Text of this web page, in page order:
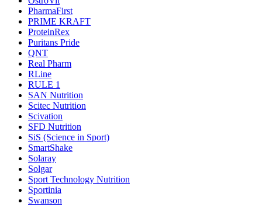
PharmaFirst
PRIME KRAFT
ProteinRex
Puritans Pride
QNT
Real Pharm
RLine
RULE 1
SAN Nutrition
Scitec Nutrition
Scivation
SFD Nutrition
SiS (Science in Sport)
SmartShake
Solaray
Solgar
Sport Technology Nutrition
Sportinia
Swanson